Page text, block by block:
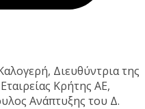
Διευθύντρια της
Κρήτης ΑΕ,
Ανάπτυξης του Δ.